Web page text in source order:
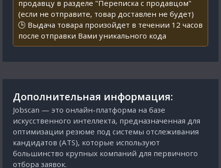
продавцу в разделе "Переписка с продавцом"
(если не отправите, товар доставлен не будет)
🕒 Выдача товара произойдет в течении 12 часов
после отправки Вами уникального кода
Дополнительная информация:
Jobscan — это онлайн-платформа на базе
искусственного интеллекта, предназначенная для
оптимизации резюме под системы отслеживания
кандидатов (ATS), которые используют
большинство крупных компаний для первичного
отбора заявок.